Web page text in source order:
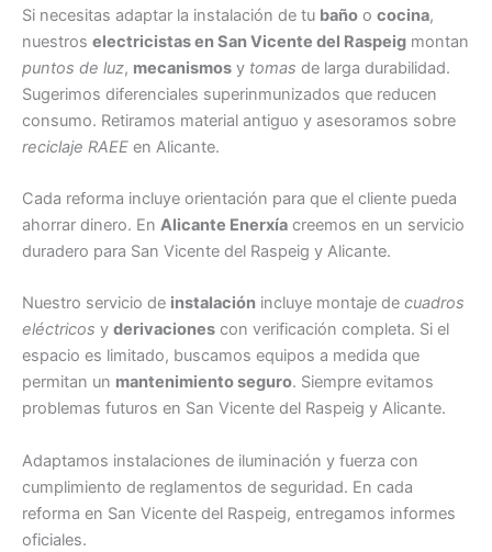
Si necesitas adaptar la instalación de tu baño o cocina,
nuestros electricistas en San Vicente del Raspeig montan
puntos de luz, mecanismos y tomas de larga durabilidad.
Sugerimos diferenciales superinmunizados que reducen
consumo. Retiramos material antiguo y asesoramos sobre
reciclaje RAEE en Alicante.
Cada reforma incluye orientación para que el cliente pueda
ahorrar dinero. En Alicante Enerxía creemos en un servicio
duradero para San Vicente del Raspeig y Alicante.
Nuestro servicio de instalación incluye montaje de cuadros
eléctricos y derivaciones con verificación completa. Si el
espacio es limitado, buscamos equipos a medida que
permitan un mantenimiento seguro. Siempre evitamos
problemas futuros en San Vicente del Raspeig y Alicante.
Adaptamos instalaciones de iluminación y fuerza con
cumplimiento de reglamentos de seguridad. En cada
reforma en San Vicente del Raspeig, entregamos informes
oficiales.